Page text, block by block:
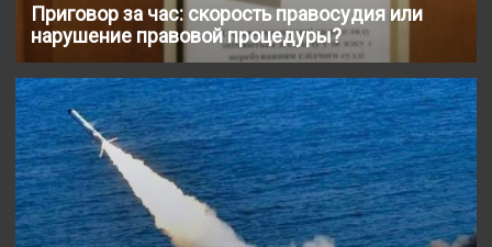
Приговор за час: скорость правосудия или
нарушение правовой процедуры?